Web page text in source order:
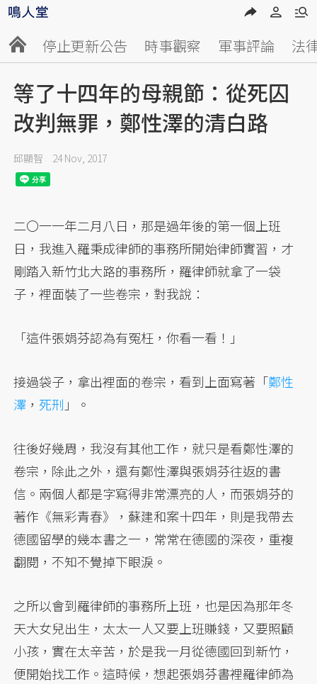
停止更新公告 時事觀察 軍事評論 法
等了十四年的母親節：從死囚
改判無罪，鄭性澤的清白路
邱顯智 24 Nov, 2017
二〇一一年二月八日，那是過年後的第一個上班
日，我進入羅秉成律師的事務所開始律師實習，才
剛踏入新竹北大路的事務所，羅律師就拿了一袋
子，裡面裝了一些卷宗，對我說：
「這件張娟芬認為有冤枉，你看一看！」
接過袋子，拿出裡面的卷宗，看到上面寫著「鄭性
澤 ， 死刑 」。
往後好幾周，我沒有其他工作，就只是看鄭性澤的
卷宗，除此之外，還有鄭性澤與張娟芬往返的書
信。兩個人都是字寫得非常漂亮的人，而張娟芬的
著作《無彩青春》，蘇建和案十四年，則是我帶去
德國留學的幾本書之一，常常在德國的深夜，重複
翻閱，不知不覺掉下眼淚。
之所以會到羅律師的事務所上班，也是因為那年冬
天大女兒出生，太太一人又要上班賺錢，又要照顧
小孩，實在太辛苦，於是我一月從德國回到新竹，
便開始找工作。這時候，想起張娟芬書裡羅律師為